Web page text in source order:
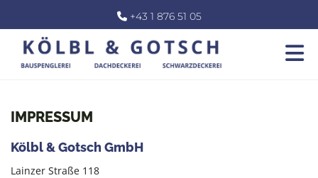
 +43 1 876 51 05
IMPRESSUM
Kölbl & Gotsch GmbH
Lainzer Straße 118